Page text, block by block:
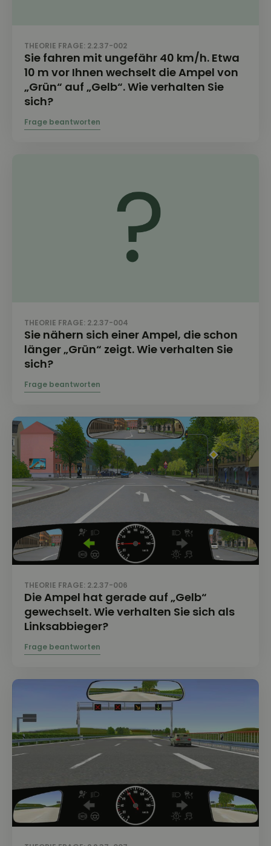
THEORIE FRAGE: 2.2.37-002
Sie fahren mit ungefähr 40 km/h. Etwa
10 m vor Ihnen wechselt die Ampel von
„Grün“ auf „Gelb“. Wie verhalten Sie
sich?
THEORIE FRAGE: 2.2.37-004
Sie nähern sich einer Ampel, die schon
länger „Grün“ zeigt. Wie verhalten Sie
sich?
THEORIE FRAGE: 2.2.37-006
Die Ampel hat gerade auf „Gelb“
gewechselt. Wie verhalten Sie sich als
Linksabbieger?